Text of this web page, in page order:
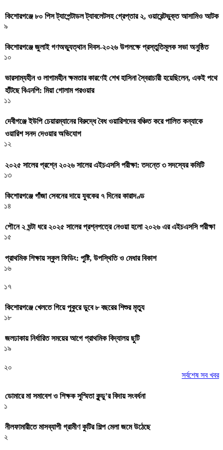
কিশোরগঞ্জে ৮০ পিস ট্যাপেন্টাডল ট্যাবলেটসহ গ্রেপ্তার ২, ওয়ারেন্টভুক্ত আসামিও আটক
৯
কিশোরগঞ্জে জুলাই গণঅভ্যুত্থান দিবস-২০২৬ উপলক্ষে প্রস্তুতিমূলক সভা অনুষ্ঠিত
১০
ভারসাম্যহীন ও লাগামহীন ক্ষমতার কারণেই শেখ হাসিনা স্বৈরাচারী হয়েছিলেন, একই পথে
হাঁটছে বিএনপি: মিয়া গোলাম পরওয়ার
১১
দেবীগঞ্জে ইউপি চেয়ারম্যানের বিরুদ্ধে বৈধ ওয়ারিশদের বঞ্চিত করে পালিত কন্যাকে
ওয়ারিশ সনদ দেওয়ার অভিযোগ
১২
২০২৫ সালের প্রশ্নে ২০২৬ সালের এইচএসসি পরীক্ষা: তদন্তে ৩ সদস্যের কমিটি
১৩
কিশোরগঞ্জে গাঁজা সেবনের দায়ে যুবকের ৭ দিনের কারাদণ্ড
১৪
পৌনে ২ ঘন্টা ধরে ২০২৫ সালের প্রশ্নপত্রে নেওয়া হলো ২০২৬ এর এইচএসসি পরীক্ষা
১৫
প্রাথমিক শিক্ষায় স্কুল ফিডিং: পুষ্টি, উপস্থিতি ও মেধার বিকাশ
১৬
১৭
কিশোরগঞ্জে খেলতে গিয়ে পুকুরে ডুবে ৮ বছরের শিশুর মৃত্যু
১৮
জলঢাকায় নির্ধারিত সময়ের আগে প্রাথমিক বিদ্যালয় ছুটি
১৯
২০
সর্বশেষ সব খবর
ডোমারে মা সমাবেশ ও শিক্ষক সুস্মিতা কুন্ডু’র বিদায় সংবর্ধনা
১
নীলফামারীতে মাসব্যাপী গ্রামীণ কুটির শিল্প মেলা জমে উঠেছে
২